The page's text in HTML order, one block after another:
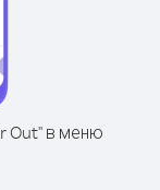
Out" в меню